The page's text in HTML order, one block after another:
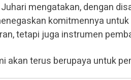
mengatakan, dengan
komitmennya
tetapi juga instrumen
akan terus berupaya untuk